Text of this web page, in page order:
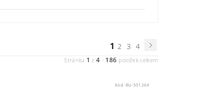
1 2 3 4
Stránka 1 z4 - 186 položek celkem
Kód: BU-501264